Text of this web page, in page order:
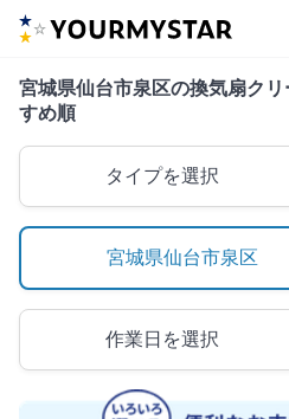
宮城県仙台市泉区の換気扇ク
すめ順
タイプを選択
宮城県仙台市泉区
作業日を選択